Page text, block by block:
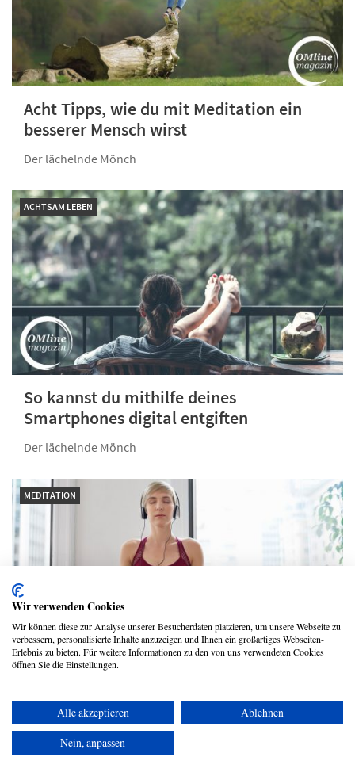
Acht Tipps, wie du mit Meditation ein
besserer Mensch wirst
Der lächelnde Mönch
ACHTSAM LEBEN
So kannst du mithilfe deines
Smartphones digital entgiften
Der lächelnde Mönch
MEDITATION
Meditation
Der lächelnde Mönch
Wir verwenden Cookies
Wir können diese zur Analyse unserer Besucherdaten platzieren, um unsere Webseite zu
verbessern, personalisierte Inhalte anzuzeigen und Ihnen ein großartiges Webseiten-
Erlebnis zu bieten. Für weitere Informationen zu den von uns verwendeten Cookies
öffnen Sie die Einstellungen.
Alle akzeptieren
Ablehnen
Nein, anpassen